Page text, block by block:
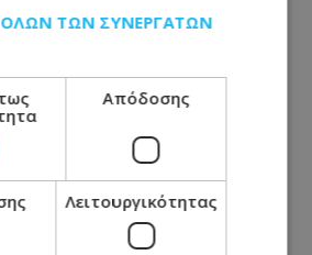
ακτοπλοϊκή σύνδεση
- «Δεν έγινε
ΤΩΝ ΣΥΝΕΡΓΑΤΏΝ
Απόδοσης
Λειτουργικότητας